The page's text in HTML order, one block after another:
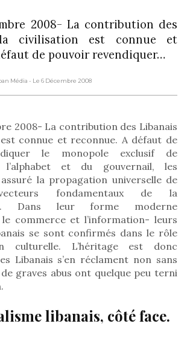
2008- La contribution des
civilisation est connue et
de pouvoir revendiquer…
Média - Le 6 Décembre 2008
2008- La contribution des Libanais
connue et reconnue. A défaut de
le monopole exclusif de
l’alphabet et du gouvernail, les
la propagation universelle de
fondamentaux de la
Dans leur forme moderne
le commerce et l’information- leurs
se sont confirmés dans le rôle
culturelle. L’héritage est donc
Libanais s’en réclament non sans
graves abus ont quelque peu terni
libanais, côté face.